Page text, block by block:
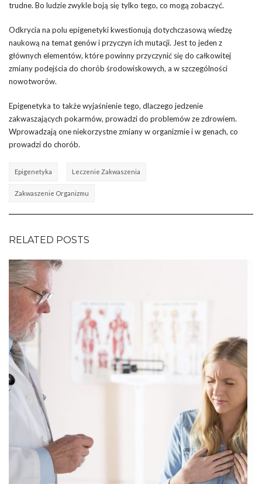
trudne. Bo ludzie zwykle boją się tylko tego, co mogą zobaczyć.
Odkrycia na polu epigenetyki kwestionują dotychczasową wiedzę
naukową na temat genów i przyczyn ich mutacji. Jest to jeden z
głównych elementów, które powinny przyczynić się do całkowitej
zmiany podejścia do chorób środowiskowych, a w szczególności
nowotworów.
Epigenetyka to także wyjaśnienie tego, dlaczego jedzenie
zakwaszających pokarmów, prowadzi do problemów ze zdrowiem.
Wprowadzają one niekorzystne zmiany w organizmie i w genach, co
prowadzi do chorób.
Epigenetyka Leczenie Zakwaszenia
Zakwaszenie Organizmu
RELATED POSTS